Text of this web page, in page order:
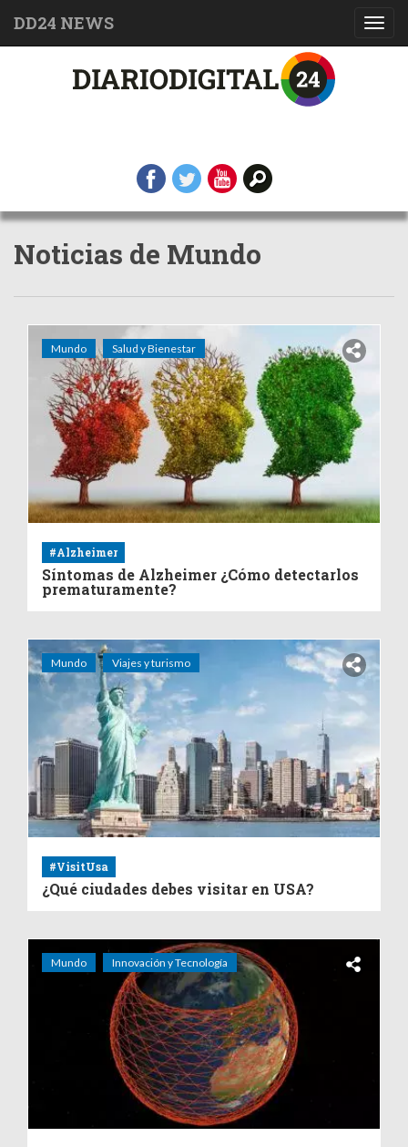
DD24 NEWS
Noticias de Mundo
Mundo Salud y Bienestar
#Alzheimer
Síntomas de Alzheimer ¿Cómo detectarlos
prematuramente?
Mundo Viajes y turismo
#VisitUsa
¿Qué ciudades debes visitar en USA?
Mundo Innovación y Tecnología